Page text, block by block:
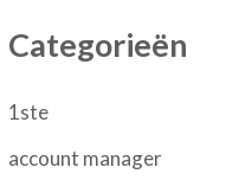
Categorieën
1ste
account manager